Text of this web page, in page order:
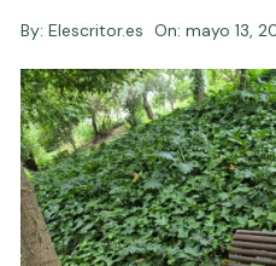
By: Elescritor.es On:mayo 13,